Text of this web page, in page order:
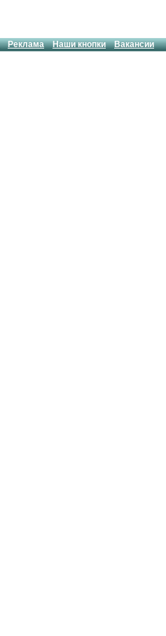
Реклама Наши кнопки Вакансии